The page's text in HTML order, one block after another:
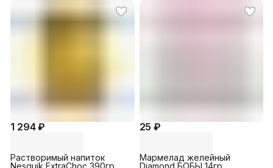
1 294 ₽
Растворимый напиток
Nesquik ExtraChoc 390гр
25 ₽
Мармелад желейный
Diamond БОБЫ 14гр